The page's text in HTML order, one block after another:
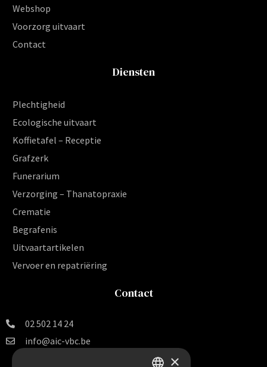
Webshop
Voorzorg uitvaart
Contact
Diensten
Plechtigheid
Ecologische uitvaart
Koffietafel – Receptie
Grafzerk
Funerarium
Verzorging – Thanatopraxie
Crematie
Begrafenis
Uitvaartartikelen
Vervoer en repatriëring
Contact
02 502 14 24
info@aic-vbc.be
×